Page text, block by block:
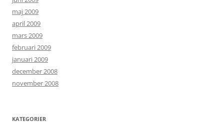
maj 2009
april 2009
mars 2009
februari 2009
januari 2009
december 2008
november 2008
KATEGORIER